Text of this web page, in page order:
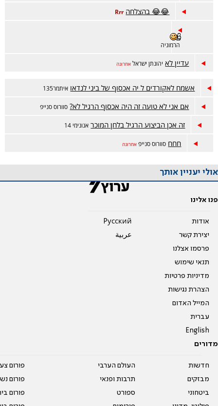
😂😂 בהצלחה Rrr
הרמוניה
עדיין לא יהונתן ישראל אחרונה
אשמח לאקורדים ל יה אכסוף של ביני לנדאו איתמר135
אם אני לא טועה זה היה אכסוף הרגיל לא? סוורוס סנייפ
זה אכן הביצוע הרגיל בלחן המוכר אנונימי 14
חחח סוורוס סנייפ אחרונה
אולי יעניין אותך
פנו אלינו
אודות
יצירת קשר
פרסמו אצלנו
תנאי שימוש
מדיניות פרטיות
הצהרת נגישות
המייל האדום
עברית
English
Pусский
عربية
מדורים
חדשות
מבזקים
ביטחוני
העולם הערבי
תרבות ופנאי
ספורט
פורום
פורום
פורום